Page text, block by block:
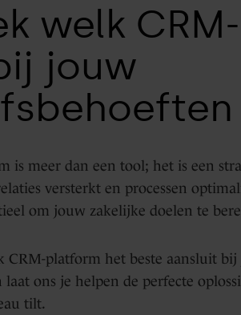
welk
jouw
is meer dan een tool; het is een
versterkt en processen
om jouw zakelijke doelen te
CRM-platform het beste aansluit
laat ons je helpen de perfecte
tilt.